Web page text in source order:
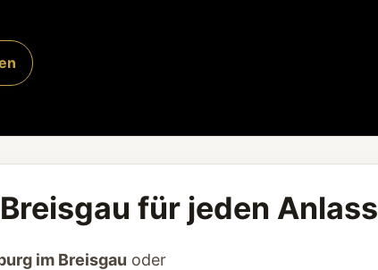
für jeden Anlass
im Breisgau oder